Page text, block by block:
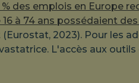
% des emplois en Europe
à 74 ans possédaient
2023). Pour les
L'accès aux